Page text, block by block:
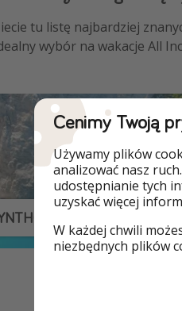
tu listę najbardziej
wybór na wakacje All
Cenimy Twoją
Używamy plików
analizować nasz
udostępnianie tych
uzyskać więcej
W każdej chwili
niezbędnych plików